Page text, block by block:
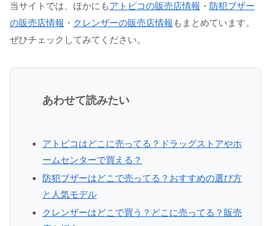
当サイトでは、ほかにもアトピコの販売店情報 ・ 防犯ブザー
の販売店情報 ・ クレンザーの販売店情報 もまとめています。
ぜひチェックしてみてください。
あわせて読みたい
アトピコはどこに売ってる？ドラッグストアやホ
ームセンターで買える？
防犯ブザーはどこで売ってる？おすすめの選び方
と人気モデル
クレンザーはどこで買う？どこに売ってる？販売